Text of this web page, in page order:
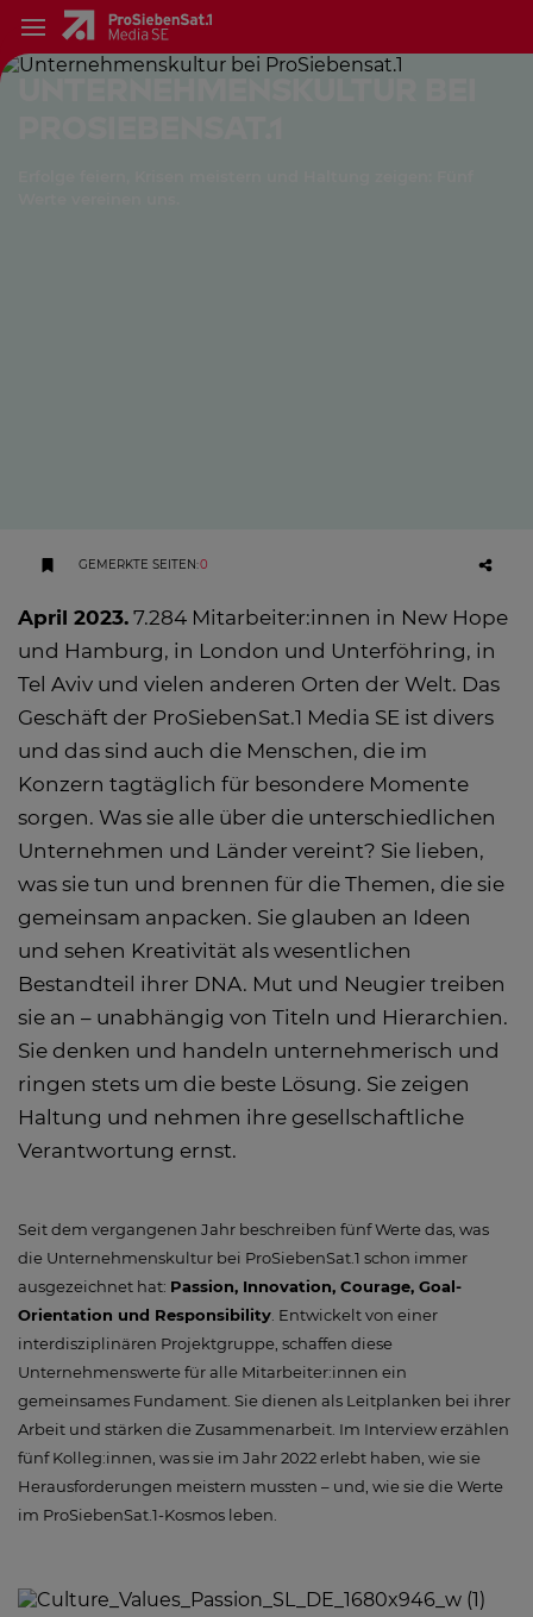
GEMERKTE SEITEN:0
April 2023. 7.284 Mitarbeiter:innen in New Hope
und Hamburg, in London und Unterföhring, in
Tel Aviv und vielen anderen Orten der Welt. Das
Geschäft der ProSiebenSat.1 Media SE ist divers
und das sind auch die Menschen, die im
Konzern tagtäglich für besondere Momente
sorgen. Was sie alle über die unterschiedlichen
Unternehmen und Länder vereint? Sie lieben,
was sie tun und brennen für die Themen, die sie
gemeinsam anpacken. Sie glauben an Ideen
und sehen Kreativität als wesentlichen
Bestandteil ihrer DNA. Mut und Neugier treiben
sie an – unabhängig von Titeln und Hierarchien.
Sie denken und handeln unternehmerisch und
ringen stets um die beste Lösung. Sie zeigen
Haltung und nehmen ihre gesellschaftliche
Verantwortung ernst.
Seit dem vergangenen Jahr beschreiben fünf Werte das, was
die Unternehmenskultur bei ProSiebenSat.1 schon immer
ausgezeichnet hat: Passion, Innovation, Courage, Goal-
Orientation und Responsibility . Entwickelt von einer
interdisziplinären Projektgruppe, schaffen diese
Unternehmenswerte für alle Mitarbeiter:innen ein
gemeinsames Fundament. Sie dienen als Leitplanken bei ihrer
Arbeit und stärken die Zusammenarbeit. Im Interview erzählen
fünf Kolleg:innen, was sie im Jahr 2022 erlebt haben, wie sie
Herausforderungen meistern mussten – und, wie sie die Werte
im ProSiebenSat.1-Kosmos leben.